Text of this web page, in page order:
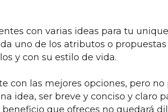
con varias ideas para tu
uno de los atributos o
y con su estilo de vida.
con las mejores opciones, pero
idea, ser breve y conciso y claro
que ofreces no quedará